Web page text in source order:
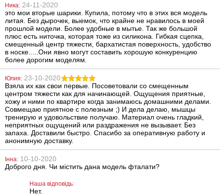
Металева
анальна пробка
Slash, S
668 грн
Анальна пробка
You2Toys
Jewel Red Plug
462 грн
Вібратор Baile
Bishop Vibrator
Ника: 24-11-2020
это мои вторые шарики. Купила, потому что в этих вся модель
литая. Без дырочек, выемок, что крайне не нравилось в моей
прошлой модели. Более удобные в мытье. Так же большой
плюс есть ниточка, которая тоже из силикона. Гибкая сцепка,
смещенный центр тяжести, бархатистая поверхность, удобство
в носке.....Они явно могут составить хорошую конкуренцию
более дорогим моделям.
Юлия: 23-10-2020
Взяла их как свои первые. Посоветовали со смещенным
центром тяжести как для начинающей. Ощущения приятные,
хожу и ними по квартире когда занимаюсь домашними делами.
Совмещаю приятное с полезным ;) И дела делаю, мышцы
тренирую и удовольствие получаю. Материал очень гладкий,
неприятных ощущений или раздражения не вызывает. Без
запаха. Доставили быстро. Спасибо за оперативную работу и
анонимную доставку.
Інна: 10-10-2020
Доброго дня. Чи містить дана модель фталати?
Наша відповідь:
Нет.